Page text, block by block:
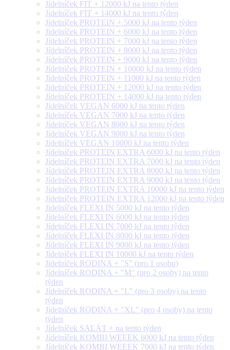
Jídelníček FIT + 12000 kJ na tento týden
Jídelníček FIT + 14000 kJ na tento týden
Jídelníček PROTEIN + 5000 kJ na tento týden
Jídelníček PROTEIN + 6000 kJ na tento týden
Jídelníček PROTEIN + 7000 kJ na tento týden
Jídelníček PROTEIN + 8000 kJ na tento týden
Jídelníček PROTEIN + 9000 kJ na tento týden
Jídelníček PROTEIN + 10000 kJ na tento týden
Jídelníček PROTEIN + 11000 kJ na tento týden
Jídelníček PROTEIN + 12000 kJ na tento týden
Jídelníček PROTEIN + 14000 kJ na tento týden
Jídelníček VEGAN 6000 kJ na tento týden
Jídelníček VEGAN 7000 kJ na tento týden
Jídelníček VEGAN 8000 kJ na tento týden
Jídelníček VEGAN 9000 kJ na tento týden
Jídelníček VEGAN 10000 kJ na tento týden
Jídelníček PROTEIN EXTRA 6000 kJ na tento týden
Jídelníček PROTEIN EXTRA 7000 kJ na tento týden
Jídelníček PROTEIN EXTRA 8000 kJ na tento týden
Jídelníček PROTEIN EXTRA 9000 kJ na tento týden
Jídelníček PROTEIN EXTRA 10000 kJ na tento týden
Jídelníček PROTEIN EXTRA 12000 kJ na tento týden
Jídelníček FLEXI IN 5000 kJ na tento týden
Jídelníček FLEXI IN 6000 kJ na tento týden
Jídelníček FLEXI IN 7000 kJ na tento týden
Jídelníček FLEXI IN 8000 kJ na tento týden
Jídelníček FLEXI IN 9000 kJ na tento týden
Jídelníček FLEXI IN 10000 kJ na tento týden
Jídelníček RODINA + "S" (pro 1 osobu)
Jídelníček RODINA + "M" (pro 2 osoby) na tento
týden
Jídelníček RODINA + "L" (pro 3 osoby) na tento
týden
Jídelníček RODINA + "XL" (pro 4 osoby) na tento
týden
Jídelníček SALÁT + na tento týden
Jídelníček KOMBI WEEEK 6000 kJ na tento týden
Jídelníček KOMBI WEEEK 7000 kJ na tento týden